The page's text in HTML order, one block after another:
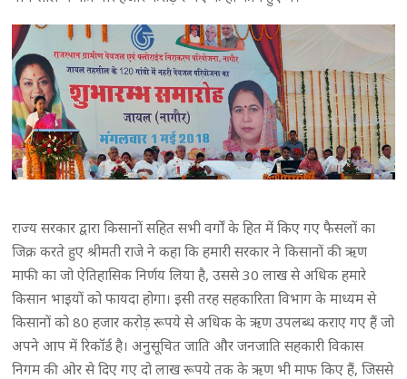
राज्य सरकार द्वारा किसानों सहित सभी वर्गों के हित में किए गए फैसलों का
जिक्र करते हुए श्रीमती राजे ने कहा कि हमारी सरकार ने किसानों की ऋण
माफी का जो ऐतिहासिक निर्णय लिया है, उससे 30 लाख से अधिक हमारे
किसान भाइयों को फायदा होगा। इसी तरह सहकारिता विभाग के माध्यम से
किसानों को 80 हजार करोड़ रूपये से अधिक के ऋण उपलब्ध कराए गए हैं जो
अपने आप में रिकॉर्ड है। अनुसूचित जाति और जनजाति सहकारी विकास
निगम की ओर से दिए गए दो लाख रूपये तक के ऋण भी माफ किए हैं, जिससे